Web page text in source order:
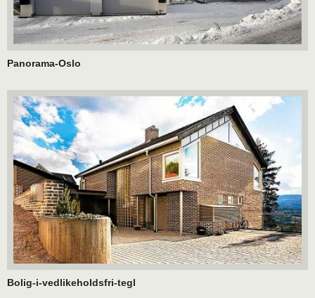
Panorama-Oslo
Bolig-i-vedlikeholdsfri-tegl